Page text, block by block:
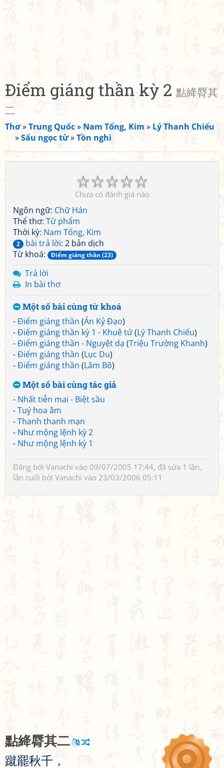
Điểm giáng thần kỳ 2 點絳脣其
二
Thơ»Trung Quốc» Nam Tống, Kim » Lý Thanh Chiếu
»Sấu ngọc từ»Tồn nghi
☆
☆
☆
☆
☆
Chưa có đánh giá nào
Ngôn ngữ: Chữ Hán
Thể thơ: Từ phẩm
Thời kỳ: Nam Tống, Kim
2 bài trả lời: 2 bản dịch
Từ khoá:
Điểm giáng thần (23)
Trả lời
In bài thơ
Một số bài cùng từ khoá
-Điểm giáng thần (Án Kỷ Đạo)
-Điểm giáng thần kỳ 1 - Khuê tứ(Lý Thanh Chiếu)
-Điểm giáng thần - Nguyệt dạ (Triệu Trường Khanh)
-Điểm giáng thần (Lục Du)
-Điểm giáng thần (Lâm Bô)
Một số bài cùng tác giả
- Nhất tiễn mai - Biệt sầu
-Tuý hoa âm
-Thanh thanh mạn
- Như mộng lệnh kỳ 2
- Như mộng lệnh kỳ 1
Đăng bởi Vanachi vào 09/07/2005 17:44, đã sửa 1 lần,
lần cuối bởi Vanachi vào 23/03/2006 05:11
點絳脣其二
蹴罷秋千 ，